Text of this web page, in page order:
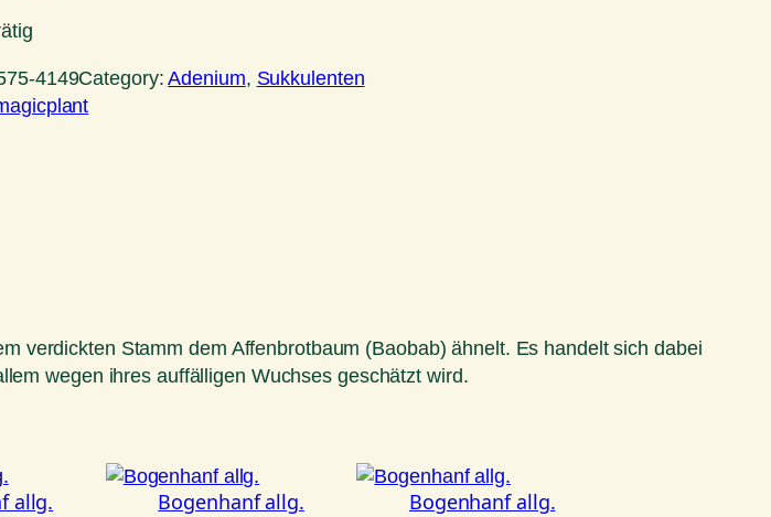
4149Category:Adenium, Sukkulenten
verdickten Stamm dem Affenbrotbaum (Baobab) ähnelt. Es handelt sich dabei
wegen ihres auffälligen Wuchses geschätzt wird.
allg. Bogenhanf allg. Bogenhanf allg.